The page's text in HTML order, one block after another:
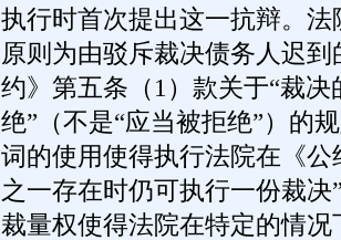
执行时首次提出这一抗辩。
原则为由驳斥裁决债务人迟
约》第五条（1）款关于“裁
绝”（不是“应当被拒绝”）的
词的使用使得执行法院在《
之一存在时仍可执行一份裁
裁量权使得法院在特定的情